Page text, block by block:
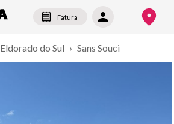
Fatura
Eldorado do Sul › Sans Souci